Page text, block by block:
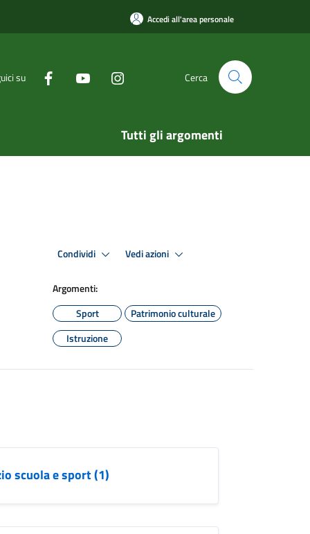
Accedi all'area personale
su Cerca
Tutti gli argomenti
Condividi Vedi azioni
Argomenti:
Sport
Patrimonio culturale
Istruzione
scuola e sport (1)